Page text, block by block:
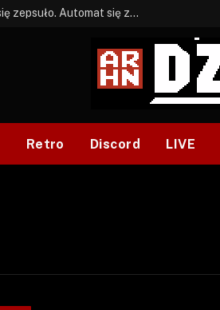
BONUS: Jak w tym kawale. A ja wiem co się zepsuło. Automat się zepsuł.
Retro Discord LIVE